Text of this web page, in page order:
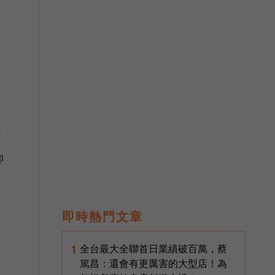
即時熱門文章
1 全台最大全聯首日業績破百萬，蔡
篤昌：還會有更厲害的大型店！為